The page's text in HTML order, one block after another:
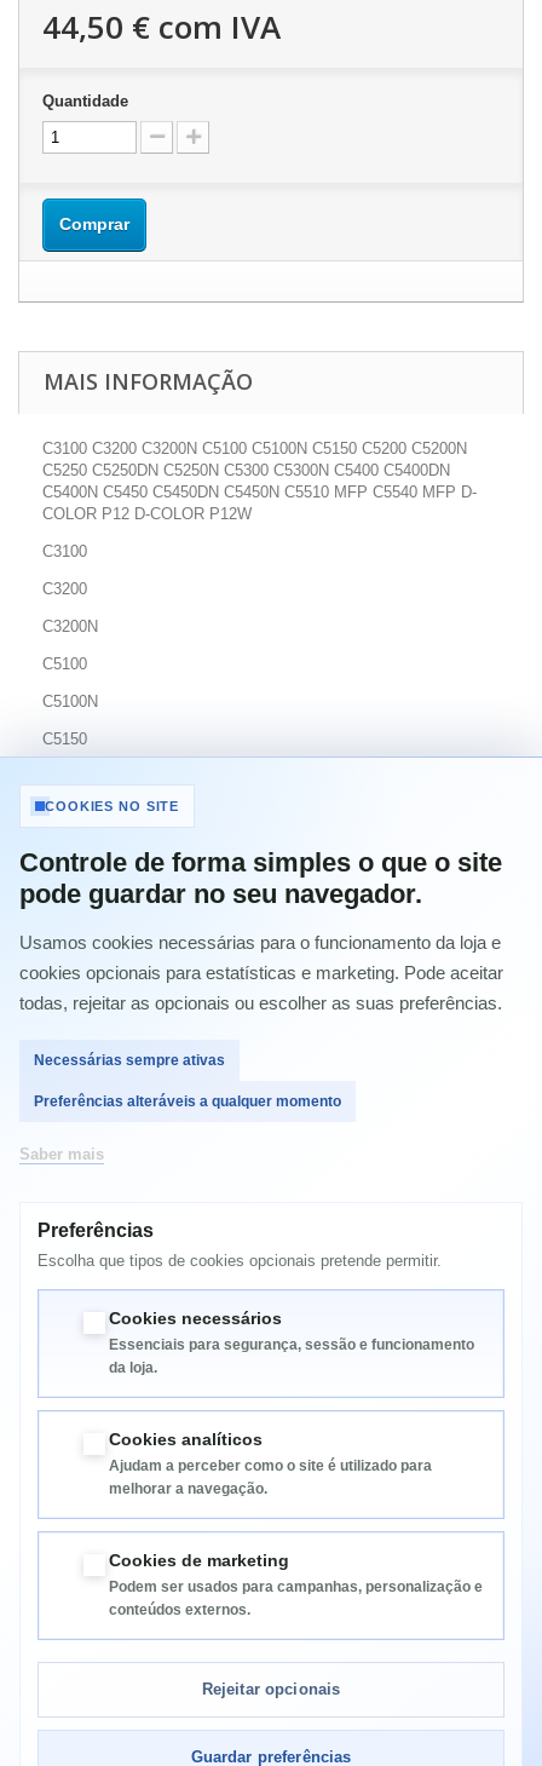
44,50 € com IVA
Quantidade
Comprar
MAIS INFORMAÇÃO
C3100 C3200 C3200N C5100 C5100N C5150 C5200 C5200N
C5250 C5250DN C5250N C5300 C5300N C5400 C5400DN
C5400N C5450 C5450DN C5450N C5510 MFP C5540 MFP D-
COLOR P12 D-COLOR P12W
C3100
C3200
C3200N
C5100
C5100N
C5150
C5200N
C5250
C5250DN
C5300
C5300N
C5450
C5450N
C5510MFP
Informação
Categorias
Informação da Loja
COOKIES NO SITE
Controle de forma simples o que o site
pode guardar no seu navegador.
Usamos cookies necessárias para o funcionamento da loja e
cookies opcionais para estatísticas e marketing. Pode aceitar
todas, rejeitar as opcionais ou escolher as suas preferências.
Necessárias sempre ativas
Preferências alteráveis a qualquer momento
Saber mais
Preferências
Escolha que tipos de cookies opcionais pretende permitir.
Cookies necessários
Essenciais para segurança, sessão e funcionamento
da loja.
Cookies analíticos
Ajudam a perceber como o site é utilizado para
melhorar a navegação.
Cookies de marketing
Podem ser usados para campanhas, personalização e
conteúdos externos.
Rejeitar opcionais
Guardar preferências